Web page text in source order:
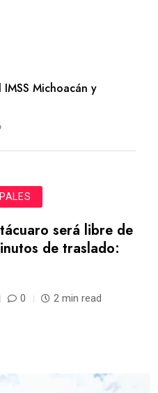
Michoacán y
será libre de
de traslado:
0 2 min read